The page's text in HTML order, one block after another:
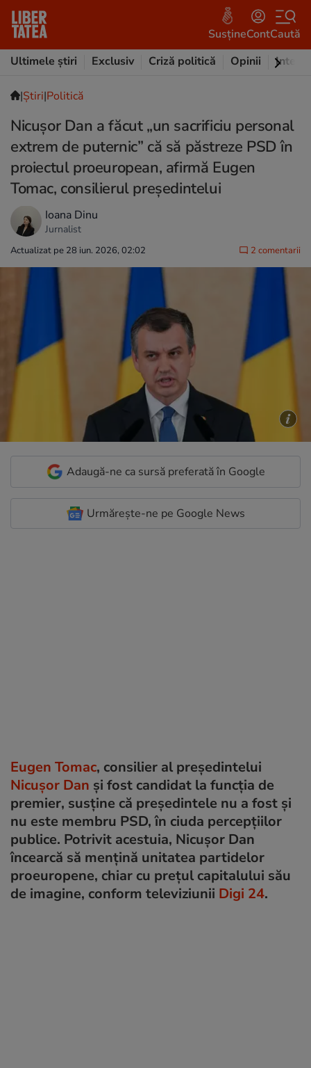
SusțineContCaută
Ultimele știri
Exclusiv Criză politică Opinii
|Ştiri|Politică
Nicușor Dan a făcut „un sacrificiu personal
extrem de puternic” că să păstreze PSD în
proiectul proeuropean, afirmă Eugen
Tomac, consilierul președintelui
Ioana Dinu
Jurnalist
Actualizat pe 28 iun. 2026, 02:02 2 comentarii
Adaugă-ne ca sursă preferată în Google
Urmărește-ne pe Google News
Eugen Tomac, consilier al președintelui
Nicușor Dan și fost candidat la funcția de
premier, susține că președintele nu a fost și
nu este membru PSD, în ciuda percepțiilor
publice. Potrivit acestuia, Nicușor Dan
încearcă să mențină unitatea partidelor
proeuropene, chiar cu prețul capitalului său
de imagine, conform televiziunii Digi 24.